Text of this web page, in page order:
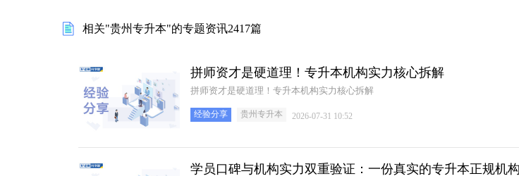
相关"贵州专升本"的专题资讯2417篇
拼师资才是硬道理！专升本机构实力核心拆解
拼师资才是硬道理！专升本机构实力核心拆解
经验分享 贵州专升本 2026-07-31 10:52
学员口碑与机构实力双重验证：一份真实的专升本正规机